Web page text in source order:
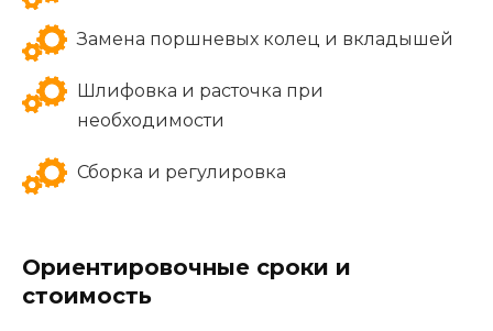
Замена поршневых колец и вкладышей
Шлифовка и расточка при
необходимости
Сборка и регулировка
Ориентировочные сроки и
стоимость